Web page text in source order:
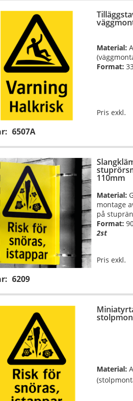
Vikt:17kg
6507A
Material:
Format:
Pris exkl.
110mm
6209
Material:
montage
på
Format:
2st
Pris exkl.
Material: